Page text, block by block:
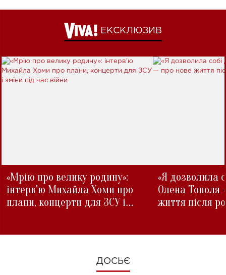
ЕКСКЛЮЗИВ
«Мрію про велику родину»:
інтерв'ю Михайла Хоми про
плани, концерти для ЗСУ і
«Я дозволила
Олена Тополя
життя після
ДОСЬЄ